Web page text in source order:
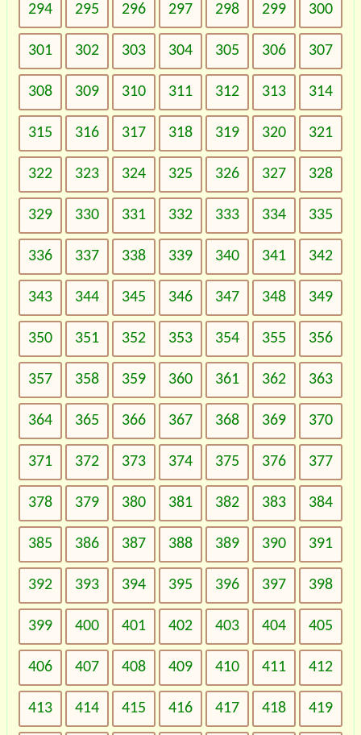
294 295 296 297 298 299 300
301 302 303 304 305 306 307
308 309 310 311 312 313 314
315 316 317 318 319 320 321
322 323 324 325 326 327 328
329 330 331 332 333 334 335
336 337 338 339 340 341 342
343 344 345 346 347 348 349
350 351 352 353 354 355 356
357 358 359 360 361 362 363
364 365 366 367 368 369 370
371 372 373 374 375 376 377
378 379 380 381 382 383 384
385 386 387 388 389 390 391
392 393 394 395 396 397 398
399 400 401 402 403 404 405
406 407 408 409 410 411 412
413 414 415 416 417 418 419